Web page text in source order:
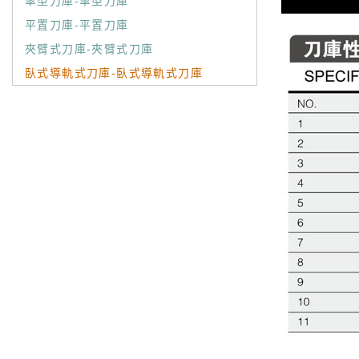
平置刀庫-平置刀庫
夾臂式刀庫-夾臂式刀庫
臥式導軌式刀庫-臥式導軌式刀庫